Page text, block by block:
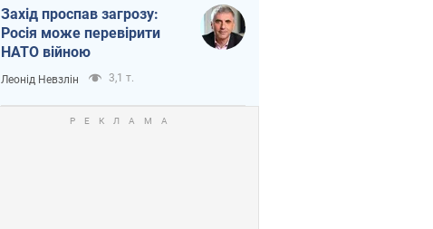
Захід проспав загрозу:
Росія може перевірити
НАТО війною
Леонід Невзлін 3,1 т.